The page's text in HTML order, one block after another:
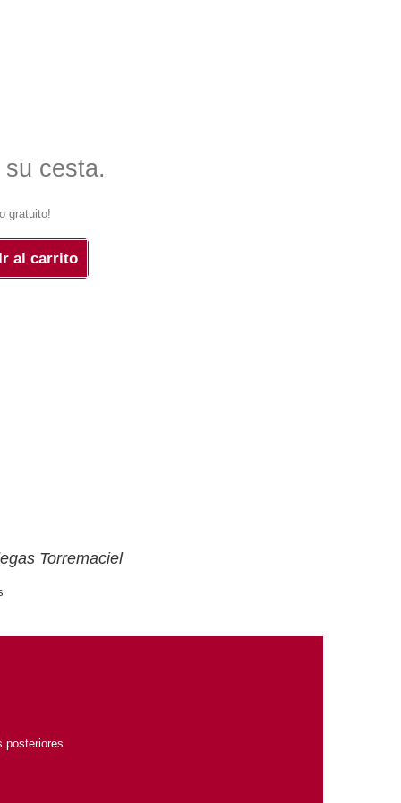
cesta.
gratuito!
Ir al carrito
Torremaciel
posteriores